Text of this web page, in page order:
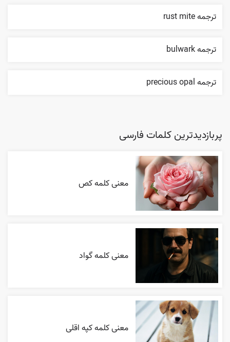
ترجمه rust mite
ترجمه bulwark
ترجمه precious opal
پربازدیدترین کلمات فارسی
معنی کلمه کص
معنی کلمه گواد
معنی کلمه کپه اقلی